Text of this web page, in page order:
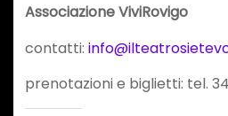
Associazione ViviRovigo
contatti:
prenotazioni e biglietti: tel.